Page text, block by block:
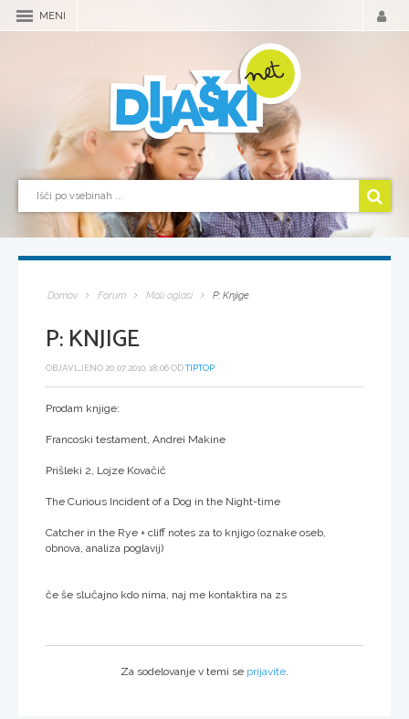
MENI
Domov Forum Mali oglasi P: Knjige
P: KNJIGE
OBJAVLJENO 20.07.2010, 18:06 ODTIPTOP
Prodam knjige:
Francoski testament, Andrei Makine
Prišleki 2, Lojze Kovačič
The Curious Incident of a Dog in the Night-time
Catcher in the Rye + cliff notes za to knjigo (oznake oseb,
obnova, analiza poglavij)
če še slučajno kdo nima, naj me kontaktira na zs
Za sodelovanje v temi se prijavite